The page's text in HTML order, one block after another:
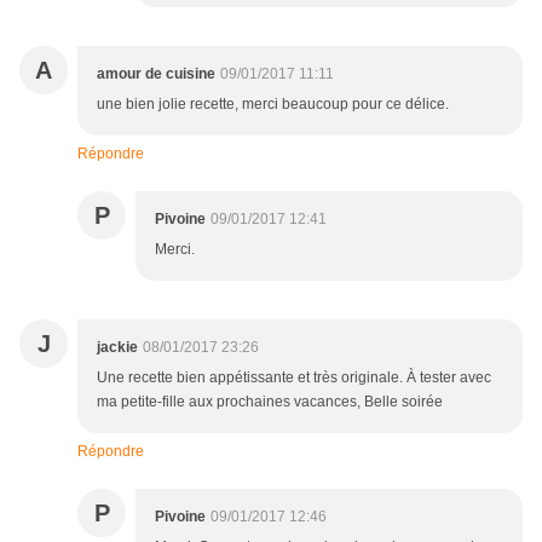
A amour de cuisine 09/01/2017 11:11
une bien jolie recette, merci beaucoup pour ce délice.
Répondre
P Pivoine 09/01/2017 12:41
Merci.
J jackie 08/01/2017 23:26
Une recette bien appétissante et très originale. À tester avec
ma petite-fille aux prochaines vacances, Belle soirée
Répondre
P Pivoine 09/01/2017 12:46